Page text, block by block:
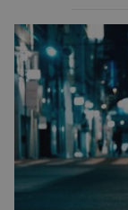
Ceje. Lucie
v plánu také
„V průběhu
zpracování
měsíc, kdy […]